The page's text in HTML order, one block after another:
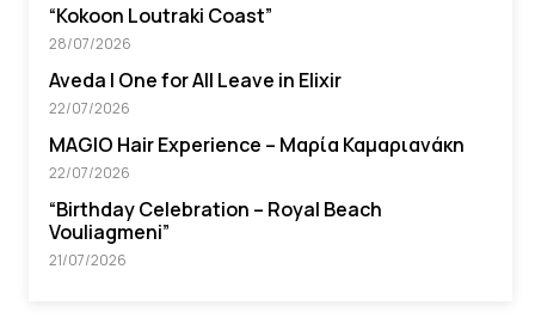
“Kokoon Loutraki Coast”
28/07/2026
Aveda I One for All Leave in Elixir
22/07/2026
MAGIO Hair Experience – Μαρία Καμαριανάκη
22/07/2026
“Βirthday Celebration – Royal Beach
Vouliagmeni”
21/07/2026